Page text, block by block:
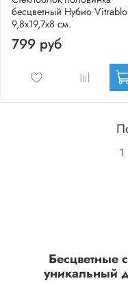
бесцветный Нубио
9,8x19,7x8 см.
799 руб
1
Бесцветные
уникальный